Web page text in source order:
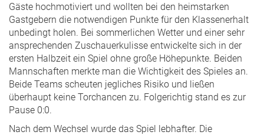
Gäste hochmotiviert und wollten bei den heimstarken
Gastgebern die notwendigen Punkte für den Klassenerhalt
unbedingt holen. Bei sommerlichen Wetter und einer sehr
ansprechenden Zuschauerkulisse entwickelte sich in der
ersten Halbzeit ein Spiel ohne große Höhepunkte. Beiden
Mannschaften merkte man die Wichtigkeit des Spieles an.
Beide Teams scheuten jegliches Risiko und ließen
überhaupt keine Torchancen zu. Folgerichtig stand es zur
Pause 0:0.
Nach dem Wechsel wurde das Spiel lebhafter. Die